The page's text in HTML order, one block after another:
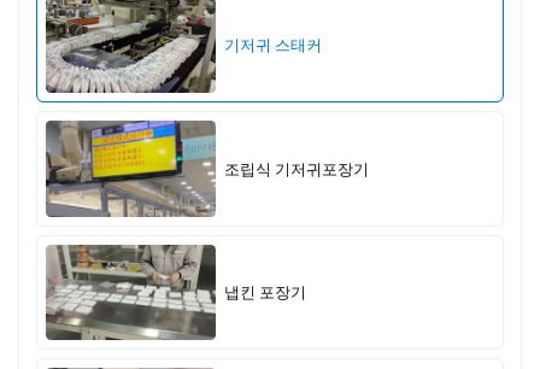
기저귀 스태커
조립식 기저귀포장기
냅킨 포장기